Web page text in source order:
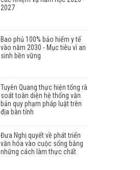
2027
Bao phủ 100% bảo hiểm y tế
vào năm 2030 - Mục tiêu vì an
sinh bền vững
Tuyên Quang thực hiện tổng rà
soát toàn diện hệ thống văn
bản quy phạm pháp luật trên
địa bàn tỉnh
Đưa Nghị quyết về phát triển
văn hóa vào cuộc sống bằng
những cách làm thực chất